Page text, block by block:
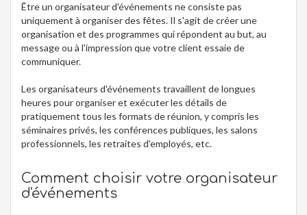
Être un organisateur d'événements ne consiste pas
uniquement à organiser des fêtes. Il s'agit de créer une
organisation et des programmes qui répondent au but, au
message ou à l'impression que votre client essaie de
communiquer.
Les organisateurs d'événements travaillent de longues
heures pour organiser et exécuter les détails de
pratiquement tous les formats de réunion, y compris les
séminaires privés, les conférences publiques, les salons
professionnels, les retraites d'employés, etc.
Comment choisir votre organisateur
d'événements